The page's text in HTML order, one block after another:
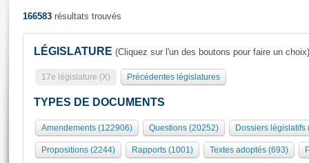
Présidence
577 députés
Groupes politiques
Séance publique
Commissions et autres organes
Europe et International
Rôle et pouvoirs de l'Assemblée
Organisation de l'Assemblée
Présidence Conférence des Présidents Bureau Collège des
Visiter l'Assemblée
Visite virtuelle du palais Bourbon
Assister à une séance
166583 résultats trouvés
LÉGISLATURE (Cliquez sur l'un des boutons pour faire un choix)
17e législature (X) Précédentes législatures
TYPES DE DOCUMENTS
Amendements (122906) Questions (20252) Dossiers législatifs
Propositions (2244) Rapports (1001) Textes adoptés (693)